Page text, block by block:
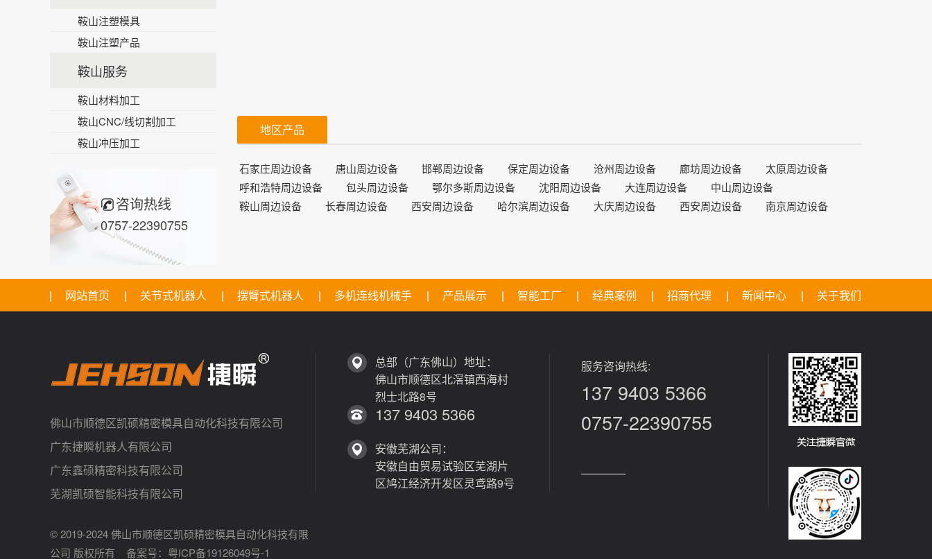
鞍山注塑模具
鞍山注塑产品
鞍山服务
鞍山材料加工
鞍山CNC/线切割加工
鞍山冲压加工
咨询热线
0757-22390755
地区产品
石家庄周边设备 唐山周边设备 邯郸周边设备 保定周边设备 沧州周边设备 廊坊周边设备
太原周边设备
呼和浩特周边设备
包头周边设备 鄂尔多斯周边设备 沈阳周边设备 大连周边设备
中山周边设备
鞍山周边设备
长春周边设备 西安周边设备 哈尔滨周边设备 大庆周边设备 西安周边设备 南京周边设备
网站首页 关节式机器人 摆臂式机器人 多机连线机械手 产品展示 智能工厂 经典案例 招商代理 新闻中心 关于我们
佛山市顺德区凯硕精密模具自动化科技有限公司
广东捷瞬机器人有限公司
广东鑫硕精密科技有限公司
芜湖凯硕智能科技有限公司
© 2019-2024 佛山市顺德区凯硕精密模具自动化科技有限
公司 版权所有 备案号： 粤ICP备19126049号-1
总部（广东佛山）地址：
佛山市顺德区北滘镇西海村
烈士北路8号
137 9403 5366
安徽芜湖公司：
安徽自由贸易试验区芜湖片
区鸠江经济开发区灵鸢路9号
服务咨询热线:
137 9403 5366
0757-22390755
————